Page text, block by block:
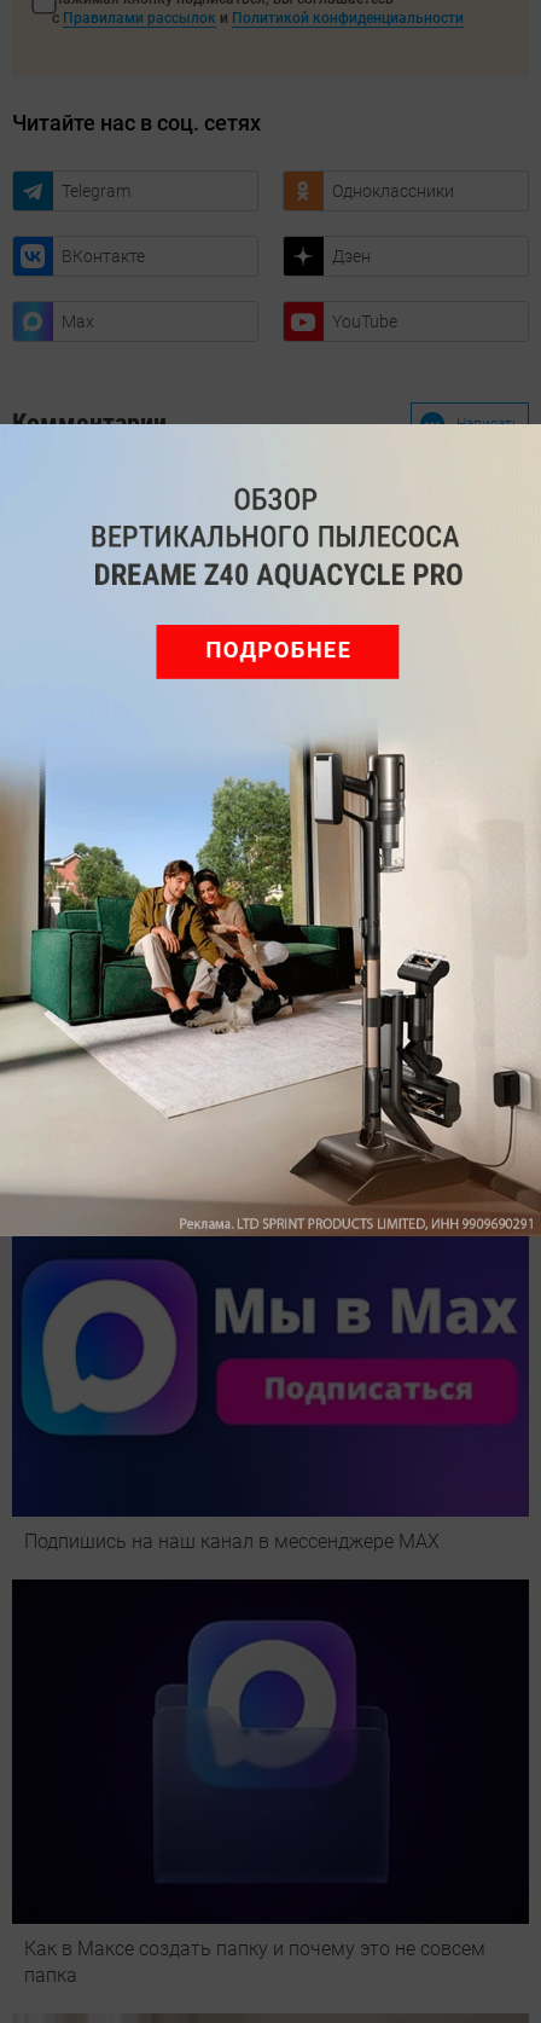
с Правилами рассылок и Политикой конфиденциальности
Читайте нас в соц. сетях
Telegram Одноклассники
ВКонтакте Дзен
Max YouTube
Комментарии Написать
Мы знаем, вам есть что сказать!
ВойдитеилиЗарегистрируйтесь, чтобы
Обзор вертикального пылесоса Dreame Z40 AquaCycle
Подпишись на наш канал в мессенджере МАХ
Как в Максе создать папку и почему это не совсем
папка